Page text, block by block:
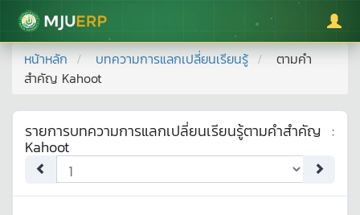
มหาวิทยาลัยแม่โจ้
หน้าหลัก บทความการแลกเปลี่ยนเรียนรู้
ตามคำ
สำคัญ Kahoot
รายการบทความการแลกเปลี่ยนเรียนรู้ตามคำสำคัญ :
Kahoot